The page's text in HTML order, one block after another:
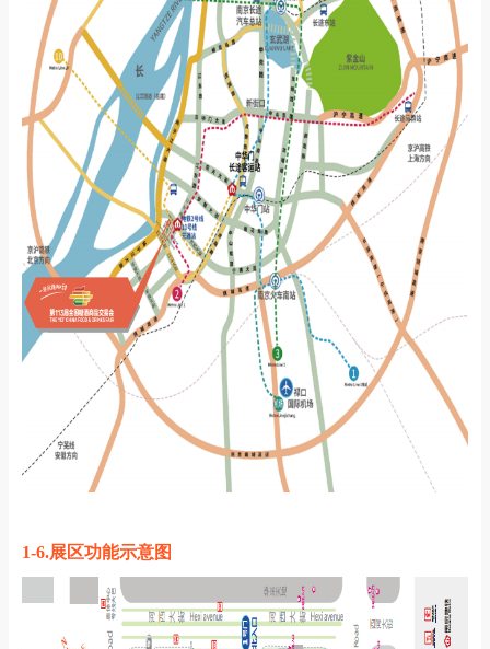
1-6.展区功能示意图